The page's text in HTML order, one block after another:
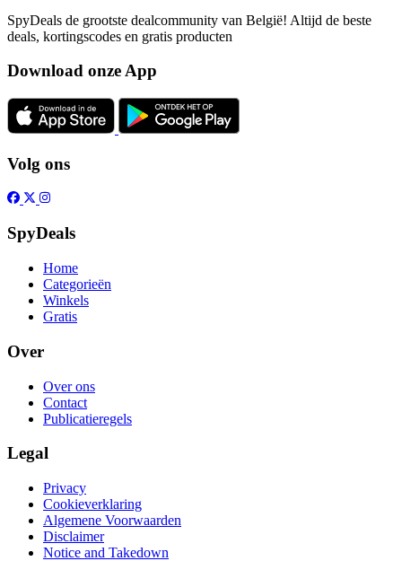
SpyDeals de grootste dealcommunity van België! Altijd de beste
deals, kortingscodes en gratis producten
Download onze App
Volg ons
SpyDeals
Home
Categorieën
Winkels
Gratis
Over
Over ons
Contact
Publicatieregels
Legal
Privacy
Cookieverklaring
Algemene Voorwaarden
Disclaimer
Notice and Takedown